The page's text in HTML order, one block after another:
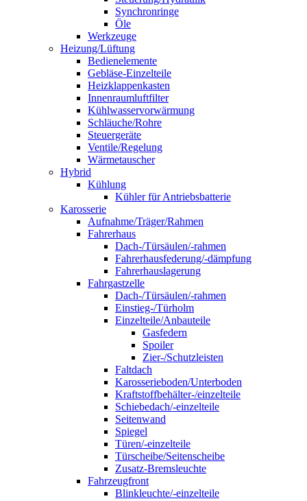
Synchronringe
Öle
Werkzeuge
Heizung/Lüftung
Bedienelemente
Gebläse-Einzelteile
Heizklappenkasten
Innenraumluftfilter
Kühlwasservorwärmung
Schläuche/Rohre
Steuergeräte
Ventile/Regelung
Wärmetauscher
Hybrid
Kühlung
Kühler für Antriebsbatterie
Karosserie
Aufnahme/Träger/Rahmen
Fahrerhaus
Dach-/Türsäulen/-rahmen
Fahrerhausfederung/-dämpfung
Fahrerhauslagerung
Fahrgastzelle
Dach-/Türsäulen/-rahmen
Einstieg-/Türholm
Einzelteile/Anbauteile
Gasfedern
Spoiler
Zier-/Schutzleisten
Faltdach
Karosserieboden/Unterboden
Kraftstoffbehälter-/einzelteile
Schiebedach/-einzelteile
Seitenwand
Spiegel
Türen/-einzelteile
Türscheibe/Seitenscheibe
Zusatz-Bremsleuchte
Fahrzeugfront
Blinkleuchte/-einzelteile